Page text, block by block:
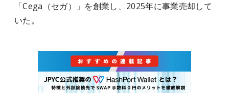
「Cega（セガ）」を創業し、2025年に事業売却して
いた。